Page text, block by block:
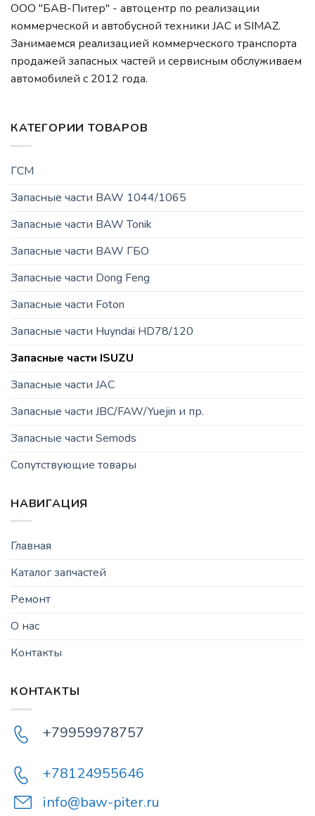
ООО "БАВ-Питер" - автоцентр по реализации
коммерческой и автобусной техники JAC и SIMAZ.
Занимаемся реализацией коммерческого транспорта
продажей запасных частей и сервисным обслуживаем
автомобилей c 2012 года.
КАТЕГОРИИ ТОВАРОВ
ГСМ
Запасные части BAW 1044/1065
Запасные части BAW Tonik
Запасные части BAW ГБО
Запасные части Dong Feng
Запасные части Foton
Запасные части Huyndai HD78/120
Запасные части ISUZU
Запасные части JAC
Запасные части JBC/FAW/Yuejin и пр.
Запасные части Semods
Сопутствующие товары
НАВИГАЦИЯ
Главная
Каталог запчастей
Ремонт
О нас
Контакты
КОНТАКТЫ
+79959978757
+78124955646
info@baw-piter.ru